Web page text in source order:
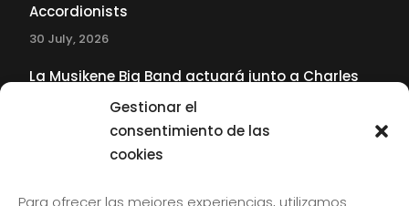
Gestionar el
consentimiento de las
cookies
Para ofrecer las mejores experiencias, utilizamos
Accordionists
30 July, 2026
La Musikene Big Band actuará junto a Charles
Tolliver en el 61 Jazzaldia